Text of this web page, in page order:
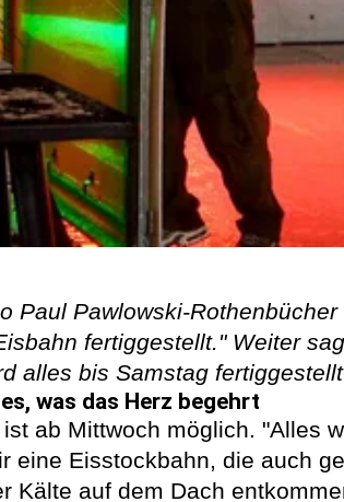
Paul Pawlowski-
fertiggestellt." Weiter
alles bis Samstag
was das Herz begehrt
ab Mittwoch möglich. "Alles
eine Eisstockbahn, die auch
Kälte auf dem Dach